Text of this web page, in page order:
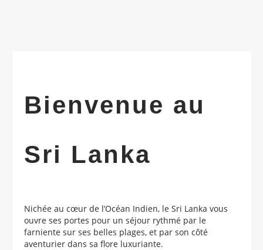
Bienvenue au
Sri Lanka
Nichée au cœur de l’Océan Indien, le Sri Lanka vous
ouvre ses portes pour un séjour rythmé par le
farniente sur ses belles plages, et par son côté
aventurier dans sa flore luxuriante.